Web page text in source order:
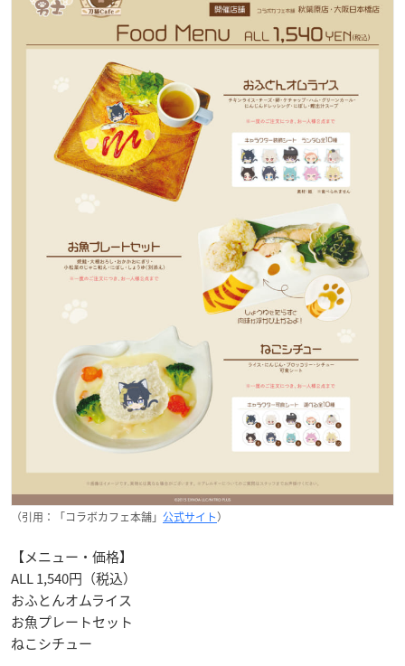
（引用：「コラボカフェ本舗」 公式サイト）
【メニュー・価格】
ALL 1,540円（税込）
おふとんオムライス
お魚プレートセット
ねこシチュー